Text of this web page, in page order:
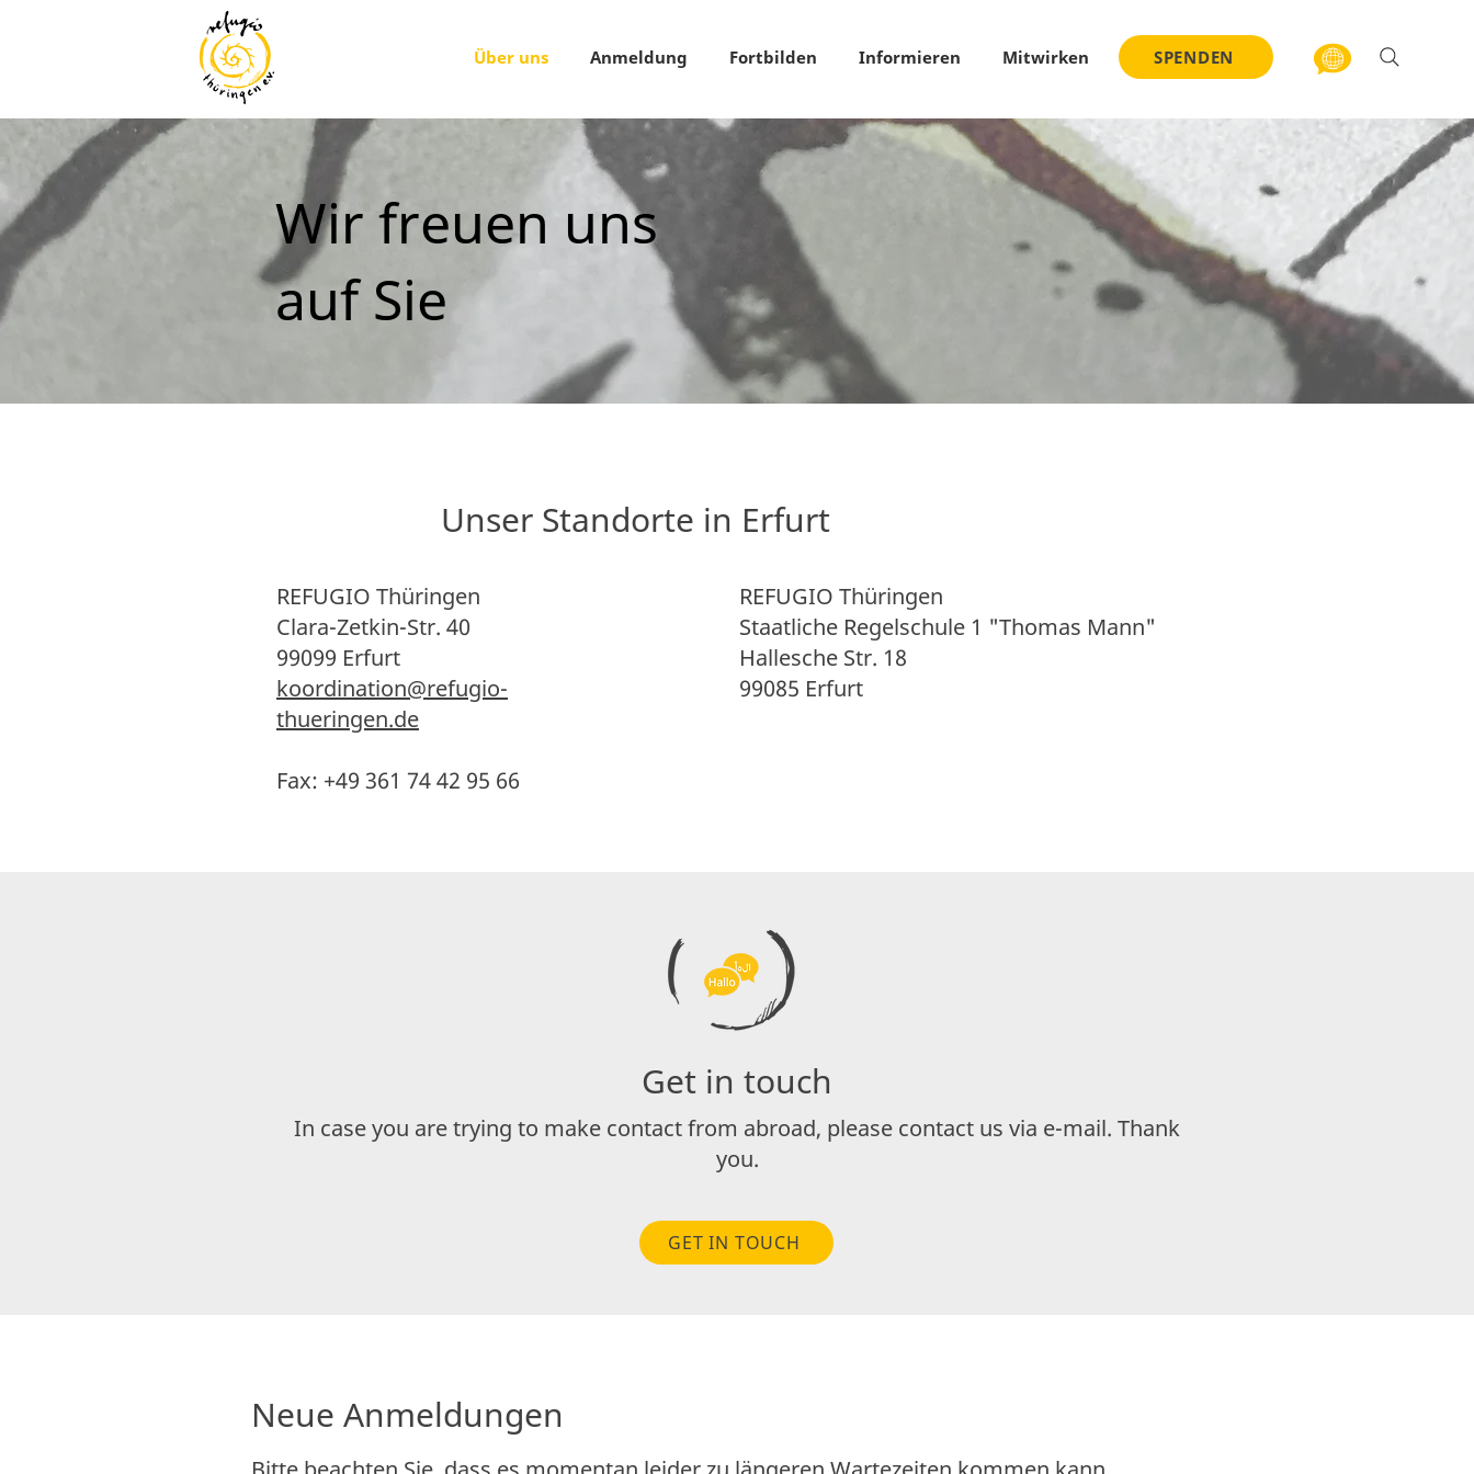
Über uns Anmeldung Fortbilden Informieren Mitwirken SPENDEN
Wir freuen uns
auf Sie
Unser Standorte in Erfurt
REFUGIO Thüringen
Clara-Zetkin-Str. 40
99099 Erfurt
​koordination@refugio-
thueringen.de
Fax: +49 361 74 42 95 66
REFUGIO Thüringen
Staatliche Regelschule 1 "Thomas Mann"
Hallesche Str. 18
99085 Erfurt
Get in touch
In case you are trying to make contact from abroad, please contact us via e-mail. Thank
you.
GET IN TOUCH
Neue Anmeldungen